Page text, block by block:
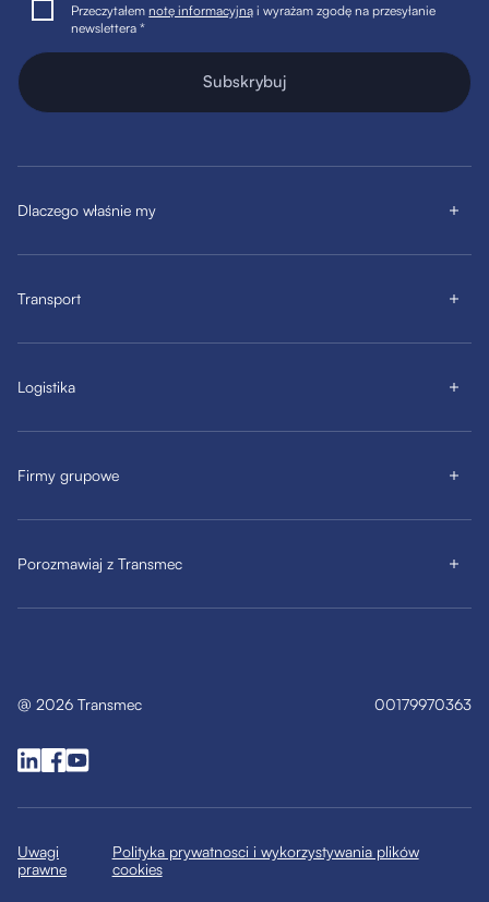
Przeczytałemnotę informacyjną i wyrażam zgodę na przesyłanie
newslettera *
Subskrybuj
Dlaczego właśnie my
Transport
Logistika
Firmy grupowe
Porozmawiaj z Transmec
@ 2026 Transmec
Uwagi
prawne
Polityka prywatnosci i wykorzystywania plików
cookies
00179970363